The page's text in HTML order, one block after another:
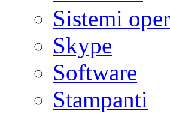
Sistemi
Skype
Software
Stampanti